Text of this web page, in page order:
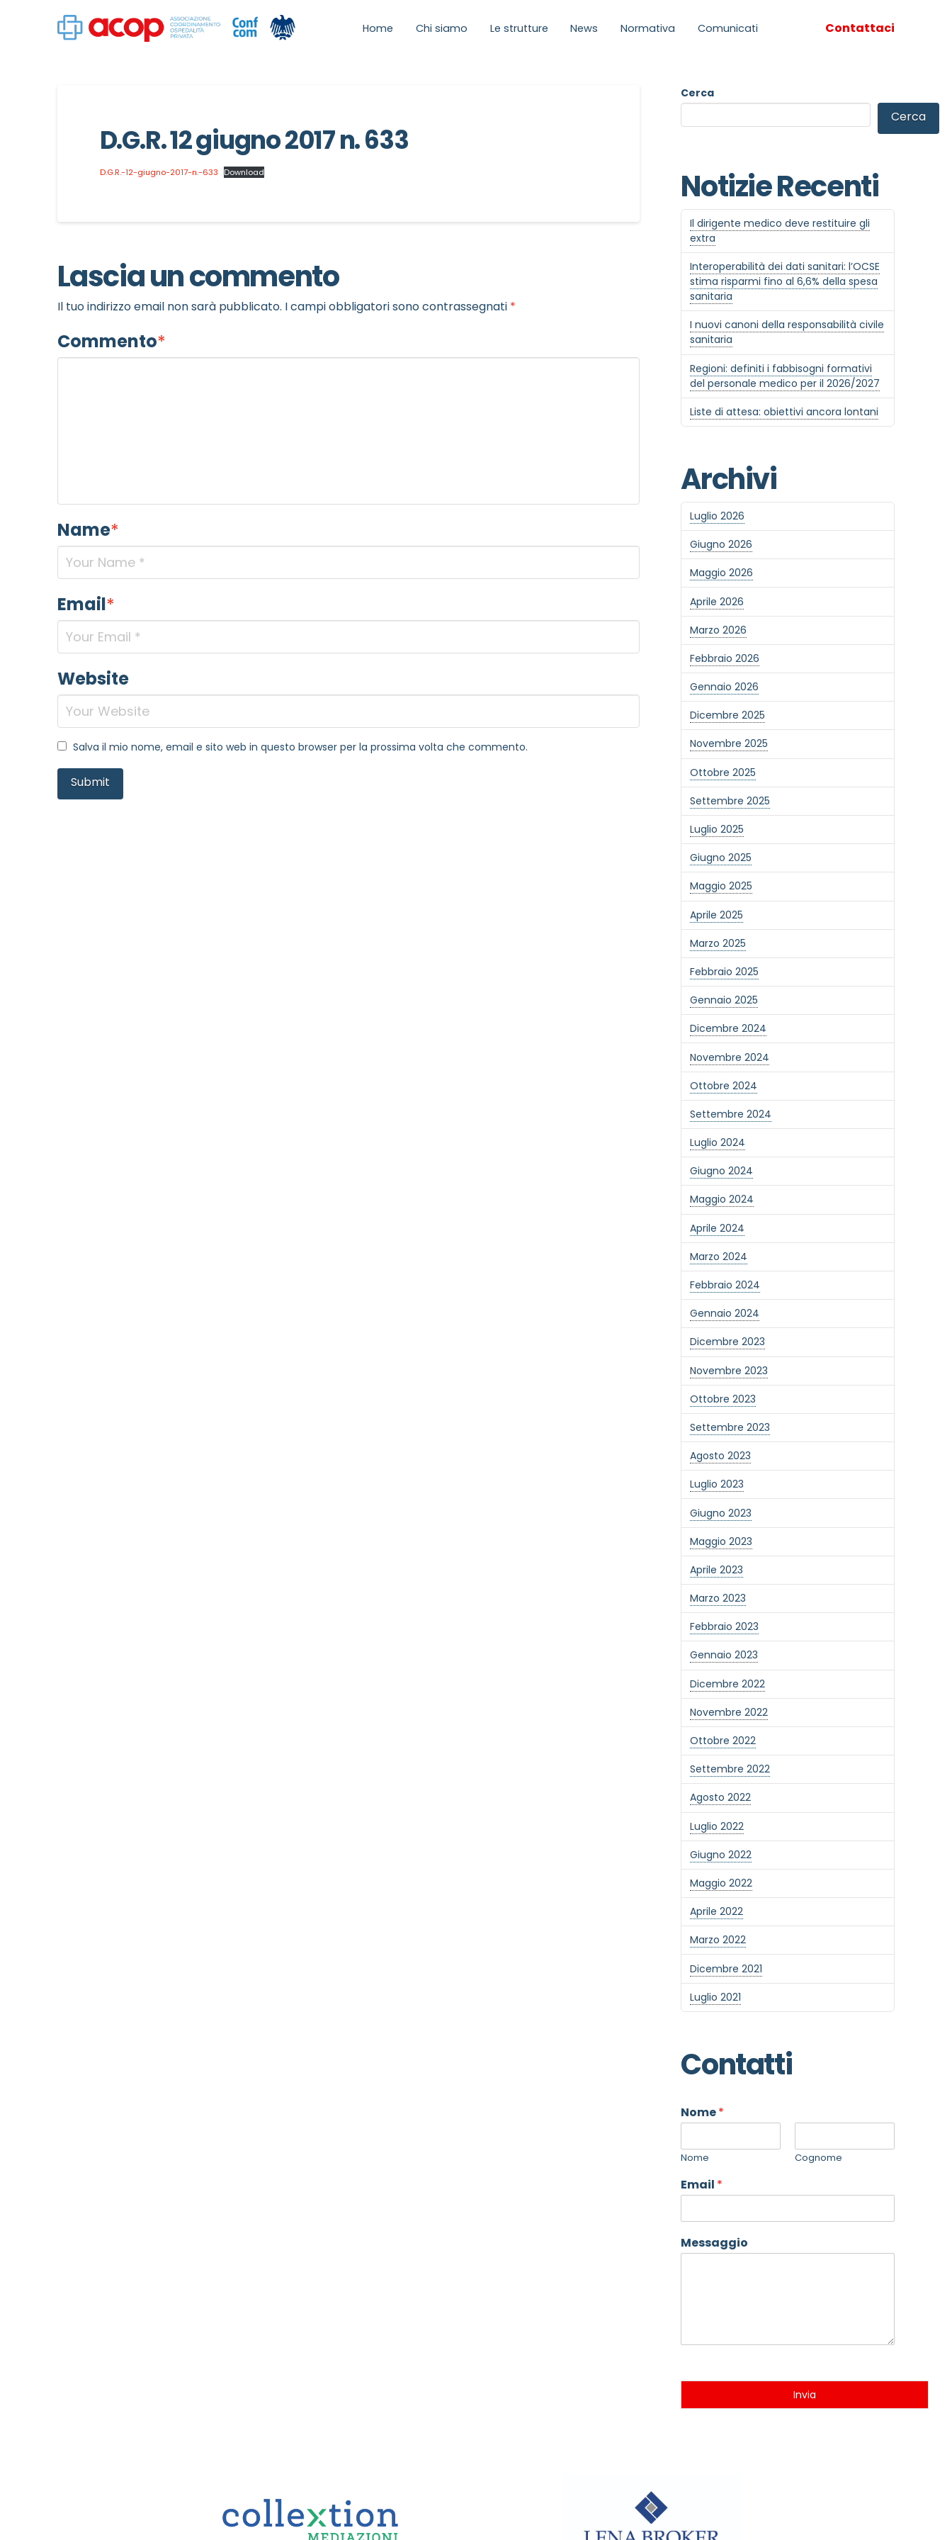
Home Chi siamo Le strutture News Normativa Comunicati Contattaci
D.G.R. 12 giugno 2017 n. 633
D.G.R.-12-giugno-2017-n.-633 Download
Lascia un commento
Il tuo indirizzo email non sarà pubblicato. I campi obbligatori sono contrassegnati *
Commento*
Name*
Email*
Website
Salva il mio nome, email e sito web in questo browser per la prossima volta che commento.
Cerca
Cerca
Notizie Recenti
Il dirigente medico deve restituire gli
extra
Interoperabilità dei dati sanitari: l’OCSE
stima risparmi fino al 6,6% della spesa
sanitaria
I nuovi canoni della responsabilità civile
sanitaria
Regioni: definiti i fabbisogni formativi
del personale medico per il 2026/2027
Liste di attesa: obiettivi ancora lontani
Archivi
Luglio 2026
Giugno 2026
Maggio 2026
Aprile 2026
Marzo 2026
Febbraio 2026
Gennaio 2026
Dicembre 2025
Novembre 2025
Ottobre 2025
Settembre 2025
Luglio 2025
Giugno 2025
Maggio 2025
Aprile 2025
Marzo 2025
Febbraio 2025
Gennaio 2025
Dicembre 2024
Novembre 2024
Ottobre 2024
Settembre 2024
Luglio 2024
Giugno 2024
Maggio 2024
Aprile 2024
Marzo 2024
Febbraio 2024
Gennaio 2024
Dicembre 2023
Novembre 2023
Ottobre 2023
Settembre 2023
Agosto 2023
Luglio 2023
Giugno 2023
Maggio 2023
Aprile 2023
Marzo 2023
Febbraio 2023
Gennaio 2023
Dicembre 2022
Novembre 2022
Ottobre 2022
Settembre 2022
Agosto 2022
Luglio 2022
Giugno 2022
Maggio 2022
Aprile 2022
Marzo 2022
Dicembre 2021
Luglio 2021
Contatti
Nome*
Nome Cognome
Email *
Messaggio
Invia
Desidero rimanere aggiornato sulle ultime novità dell'Associazione tramite l'iscrizione alla newsletter